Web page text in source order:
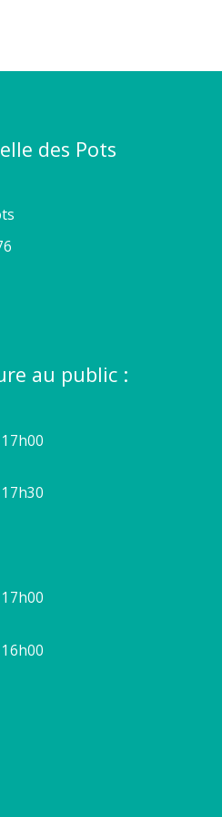
des Pots
au public :